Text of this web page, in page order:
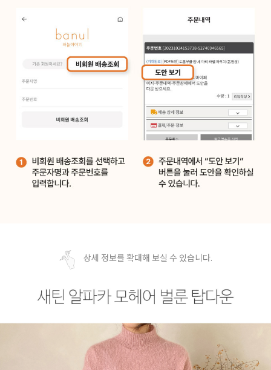
상세 정보를 확대해 보실 수 있습니다.